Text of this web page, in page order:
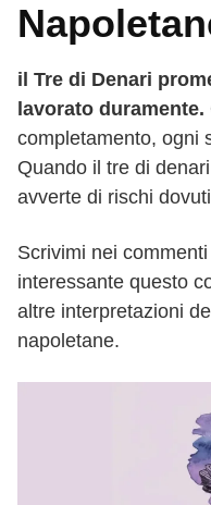
il Tre di Denari
lavorato duramente.
completamento, ogni
Quando il tre di
avverte di rischi
Scrivimi nei
interessante questo
altre interpretazioni
napoletane.